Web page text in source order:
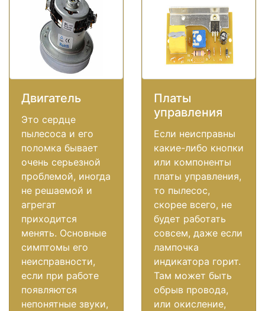
Двигатель
Это сердце
пылесоса и его
поломка бывает
очень серьезной
проблемой, иногда
не решаемой и
агрегат
приходится
менять. Основные
симптомы его
неисправности,
если при работе
появляются
непонятные звуки,
Платы
управления
Если неисправны
какие-либо кнопки
или компоненты
платы управления,
то пылесос,
скорее всего, не
будет работать
совсем, даже если
лампочка
индикатора горит.
Там может быть
обрыв провода,
или окисление,